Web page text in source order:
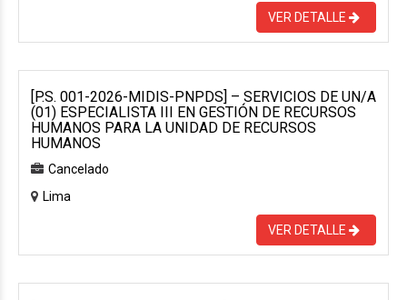
VER DETALLE
[P.S. 001-2026-MIDIS-PNPDS] – SERVICIOS DE UN/A
(01) ESPECIALISTA III EN GESTIÓN DE RECURSOS
HUMANOS PARA LA UNIDAD DE RECURSOS
HUMANOS
Cancelado
Lima
VER DETALLE